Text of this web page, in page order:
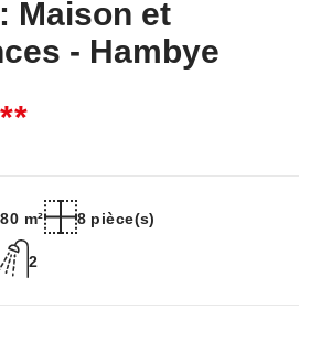
Maison et
- Hambye
**
m² 8 pièce(s)
2